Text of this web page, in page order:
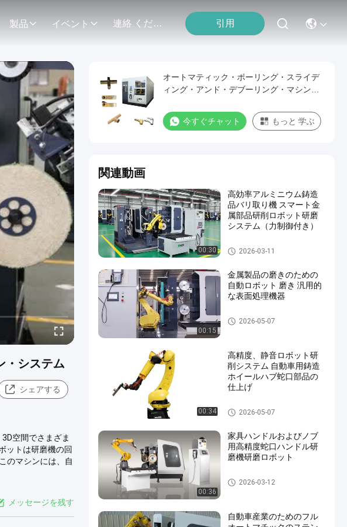
製品 イベント 連絡 ください 引用
・システム
シェアする
空間でさまざま
ットは研磨機の回
のマシンには、自
メッセージを残す
オートマティック・ポーリング・スライデ
ィング・アンド・デブーリング・マシン・
今すぐチャット もっと 学ぶ
関連動画
00:30
高効率アルミニウム鋳造
品バリ取り機 スマート金
属部品研削ロボット研磨
システム（力制御付き）
自動粉砕の磨く機械
2026-03-11
00:15
金属製品の磨きのための
自動ロボット 磨き 汎用的
な表面処理機器
磨きや磨き機
2026-05-07
00:34
高精度、静音ロボット研
削システム 自動車用鋳造
ホイールハブ蛇口部品の
仕上げ
建築家 の ハードウェア
2026-05-07
00:36
家具ハンドルおよびノブ
用高精度蛇口ハンドル研
磨機研磨ロボット
金属家具の部品
2026-03-12
自動車産業のためのフル